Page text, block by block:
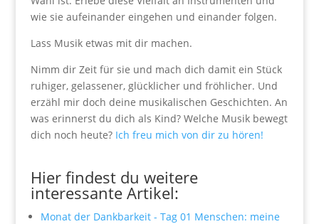
wie sie aufeinander eingehen und einander folgen.
Lass Musik etwas mit dir machen.
Nimm dir Zeit für sie und mach dich damit ein Stück
ruhiger, gelassener, glücklicher und fröhlicher. Und
erzähl mir doch deine musikalischen Geschichten. An
was erinnerst du dich als Kind? Welche Musik bewegt
dich noch heute? Ich freu mich von dir zu hören!
Hier findest du weitere
interessante Artikel:
Monat der Dankbarkeit - Tag 01 Menschen: meine